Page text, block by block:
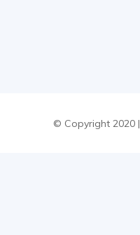
© Copyright 2020 |